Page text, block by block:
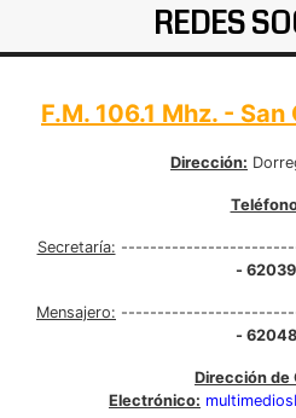
REDES
F.M. 106.1 Mhz. -
Dirección:
Secretaría:
-
Mensajero:
-
Dirección de
Electrónico: